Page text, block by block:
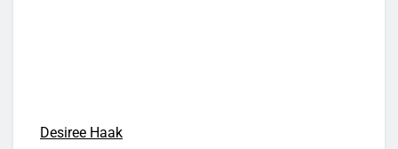
Desiree Haak